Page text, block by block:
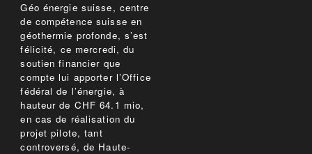
Géo énergie suisse, centre
de compétence suisse en
géothermie profonde, s’est
félicité, ce mercredi, du
soutien financier que
compte lui apporter l’Office
fédéral de l’énergie, à
hauteur de CHF 64.1 mio,
en cas de réalisation du
projet pilote, tant
controversé, de Haute-